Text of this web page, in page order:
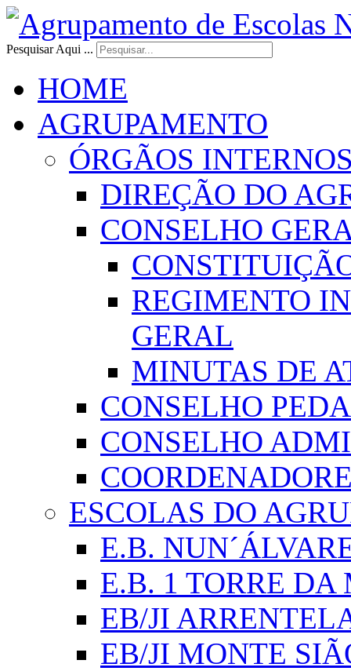
Pesquisar Aqui ...
HOME
AGRUPAMENTO
ÓRGÃOS
DIREÇÃO DO
CONSELHO
REGIMENTO
GERAL
MINUTAS DE
CONSELHO
CONSELHO
ESCOLAS DO
E.B.
E.B. 1 TORRE
EB/JI
EB/JI MONTE